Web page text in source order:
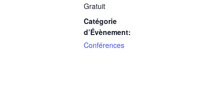
Gratuit
Catégorie
d’Évènement:
Conférences